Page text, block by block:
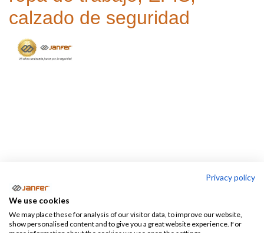
calzado de seguridad
Protección de la cabeza
Cascos
Gorras
Privacy policy
We use cookies
We may place these for analysis of our visitor data, to improve our website,
show personalised content and to give you a great website experience. For